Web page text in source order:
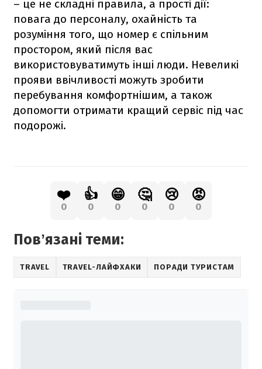
– це не складні правила, а прості дії:
повага до персоналу, охайність та
розуміння того, що номер є спільним
простором, який після вас
використовуватимуть інші люди. Невеликі
прояви ввічливості можуть зробити
перебування комфортнішим, а також
допомогти отримати кращий сервіс під час
подорожі.
❤️
0
👍
0
😁
0
🤔
0
😢
0
😡
0
Повʼязані теми:
TRAVEL TRAVEL-ЛАЙФХАКИ ПОРАДИ ТУРИСТАМ